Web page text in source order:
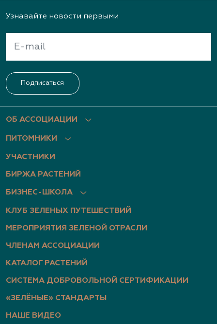
ОБ АССОЦИАЦИИ
ПИТОМНИКИ
УЧАСТНИКИ
БИРЖА РАСТЕНИЙ
БИЗНЕС-ШКОЛА
КЛУБ ЗЕЛЕНЫХ ПУТЕШЕСТВИЙ
МЕРОПРИЯТИЯ ЗЕЛЕНОЙ ОТРАСЛИ
ЧЛЕНАМ АССОЦИАЦИИ
КАТАЛОГ РАСТЕНИЙ
СИСТЕМА ДОБРОВОЛЬНОЙ СЕРТИФИКАЦИИ
«ЗЕЛЁНЫЕ» СТАНДАРТЫ
НАШЕ ВИДЕО
Узнавайте новости первыми
Подписаться